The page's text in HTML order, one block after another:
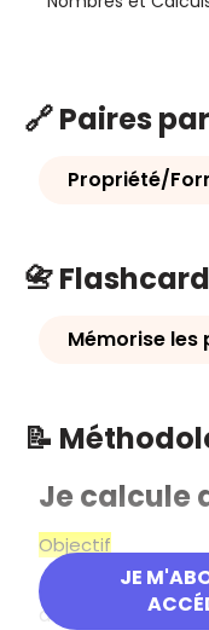
🔗 Paires
Propriété/
📇
Mémorise les
📝
JE
Je calcule
Objectif
Comprendre et
d'un nombre